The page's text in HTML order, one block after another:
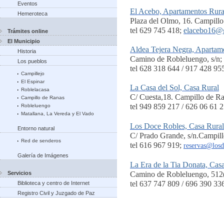
Eventos
Hemeroteca
Trámites online
El Municipio
Historia
Los pueblos
Campillejo
El Espinar
Roblelacasa
Campillo de Ranas
Robleluengo
Matallana, La Vereda y El Vado
Entorno natural
Red de senderos
Galería de Imágenes
Servicios
Biblioteca y centro de Internet
Registro Civil y Juzgado de Paz
El Acebo, Apartamentos
Plaza del Olmo, 16.
tel 629 745 418;
Aldea Tejera Negra,
Camino de Robleluengo, s/
tel 628 318 644 / 917 428
La Casa del Sol, Casa Rural
C/ Cuesta,18. Campillo de
tel 949 859 217 / 626 06 61
Los Doce Robles, Casa Rural
C/ Prado Grande, s/
tel 616 967 919;
La Era de la Tia Donata,
Camino de Robleluengo,
tel 637 747 809 / 696 390